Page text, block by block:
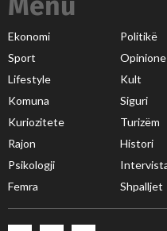
Menu
Ekonomi Politikë
Sport
Opinione
Lifestyle
Kult
Komuna
Siguri
Kuriozitete
Turizëm
Rajon
Histori
Psikologji
Femra
Shpalljet